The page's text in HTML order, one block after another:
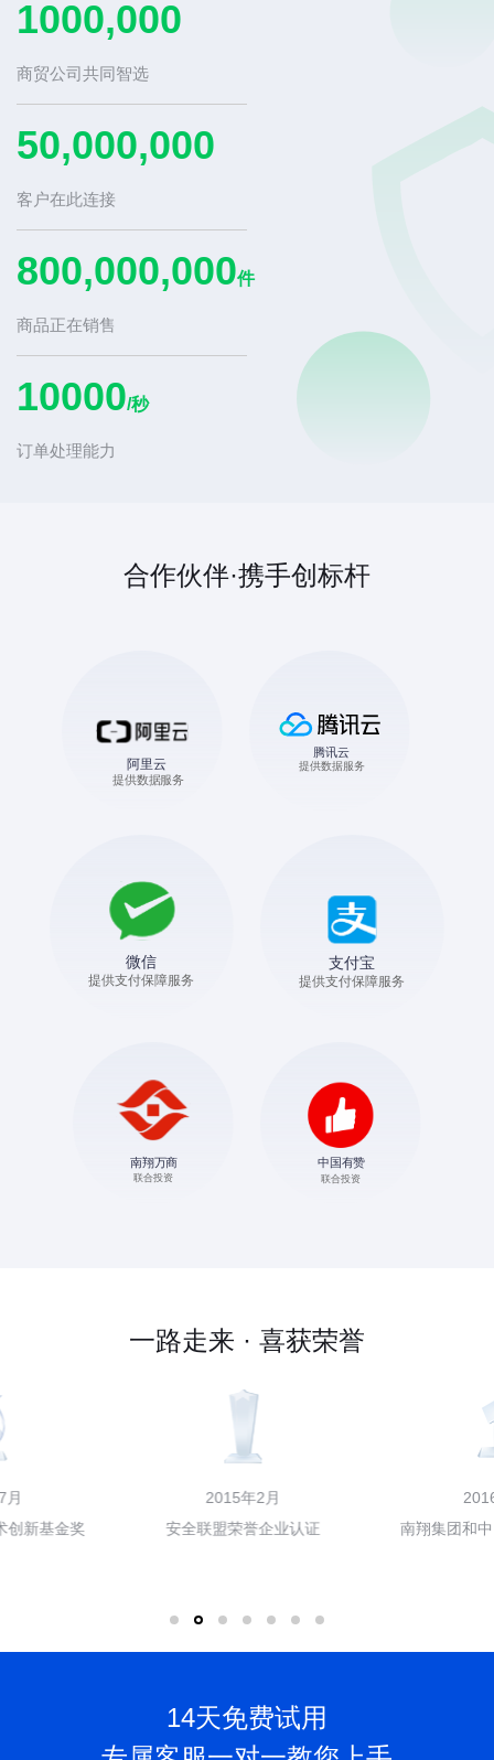
1000,000
商贸公司共同智选
50,000,000
客户在此连接
800,000,000件
商品正在销售
10000/秒
订单处理能力
合作伙伴·携手创标杆
一路走来 · 喜获荣誉
安全联盟荣誉企业认证
南翔集团和中国有赞联合融资
14天免费试用